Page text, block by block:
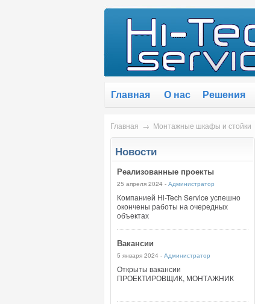
Главная О нас Решения
Главная → Монтажные шкафы и стойки
Новости
Реализованные проекты
25 апреля 2024 - Администратор
Компанией Hi-Tech Service успешно
окончены работы на очередных
объектах
Вакансии
5 января 2024 - Администратор
Открыты вакансии
ПРОЕКТИРОВЩИК, МОНТАЖНИК